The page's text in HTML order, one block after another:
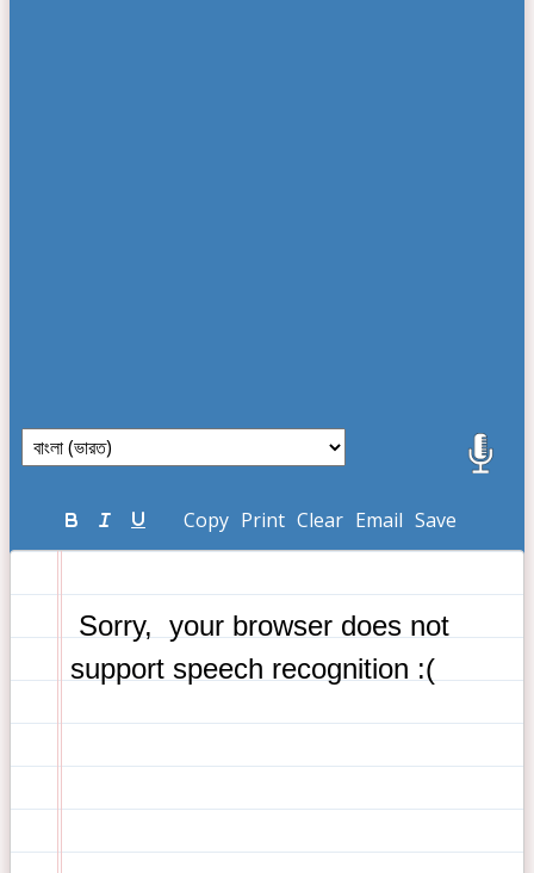
Copy Print Clear Email Save
Sorry,  your browser does not